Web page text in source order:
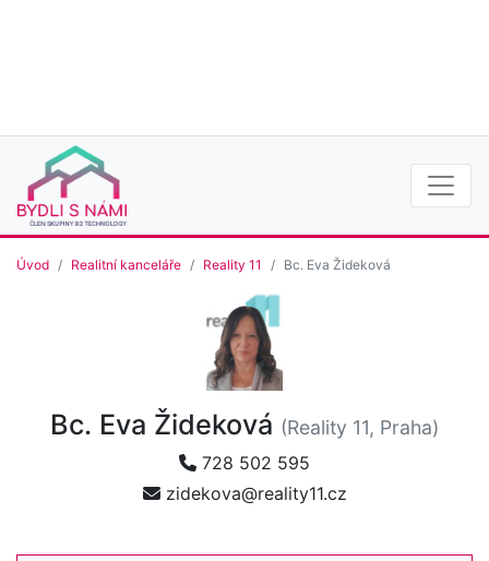
Úvod Realitní kanceláře Reality 11 Bc. Eva Žideková
Bc. Eva Žideková (Reality 11, Praha)
728 502 595
zidekova@reality11.cz